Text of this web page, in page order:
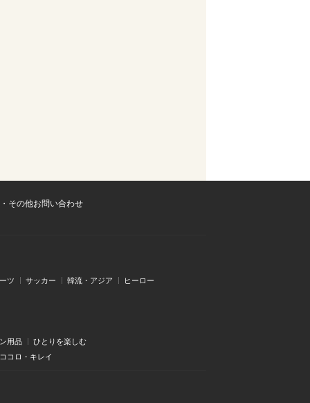
その他お問い合わせ
ツ サッカー 韓流・アジア ヒーロー
用品
ひとりを楽しむ
コロ・キレイ